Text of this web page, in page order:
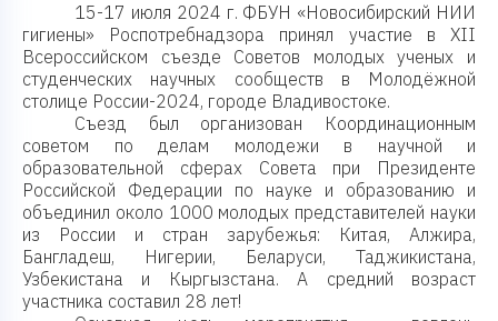
15-17 июля 2024 г. ФБУН «Новосибирский НИИ
гигиены» Роспотребнадзора принял участие в XII
Всероссийском съезде Советов молодых ученых и
студенческих научных сообществ в Молодёжной
столице России-2024, городе Владивостоке.
Съезд был организован Координационным
советом по делам молодежи в научной и
образовательной сферах Совета при Президенте
Российской Федерации по науке и образованию и
объединил около 1000 молодых представителей науки
из России и стран зарубежья: Китая, Алжира,
Бангладеш, Нигерии, Беларуси, Таджикистана,
Узбекистана и Кыргызстана. А средний возраст
участника составил 28 лет!